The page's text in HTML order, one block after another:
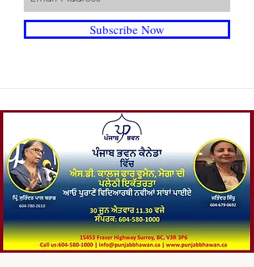
Subscribe Now